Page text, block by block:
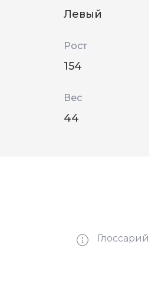
Левый
Рост
154
Вес
44
Глоссарий